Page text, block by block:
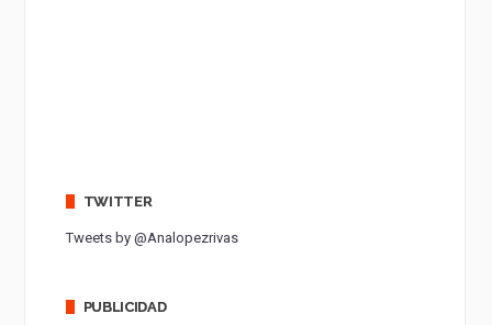
TWITTER
Tweets by @Analopezrivas
PUBLICIDAD